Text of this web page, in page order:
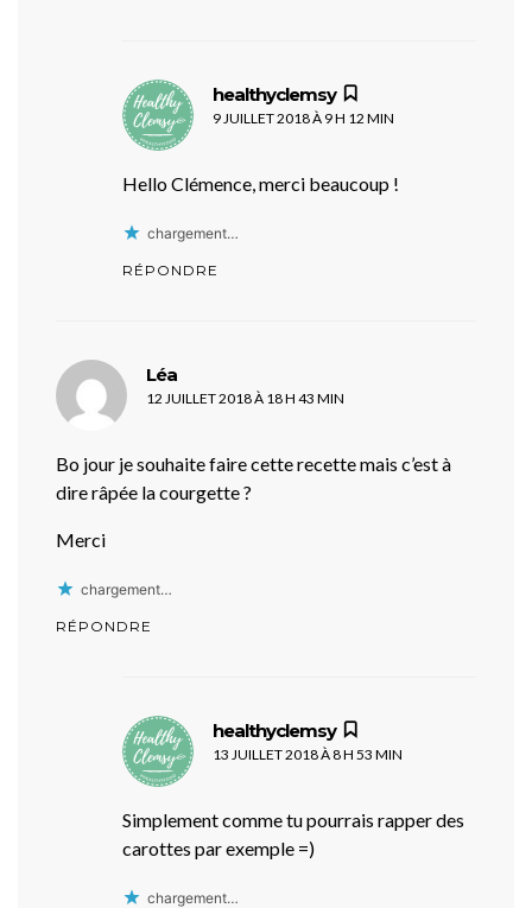
healthyclemsy
9 JUILLET 2018 À 9 H 12 MIN
Hello Clémence, merci beaucoup !
chargement…
RÉPONDRE
Léa
12 JUILLET 2018 À 18 H 43 MIN
Bo jour je souhaite faire cette recette mais c’est à
dire râpée la courgette ?
Merci
chargement…
RÉPONDRE
healthyclemsy
13 JUILLET 2018 À 8 H 53 MIN
Simplement comme tu pourrais rapper des
carottes par exemple =)
chargement…